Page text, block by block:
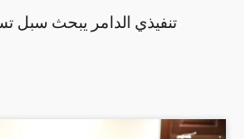
تنفيذي الدامر يبحث سبل